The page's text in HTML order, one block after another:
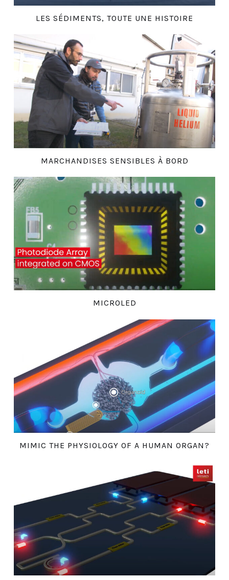
LES SÉDIMENTS, TOUTE UNE HISTOIRE
MARCHANDISES SENSIBLES À BORD
MICROLED
MIMIC THE PHYSIOLOGY OF A HUMAN ORGAN?